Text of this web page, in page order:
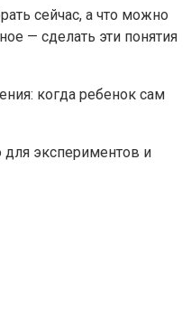
сейчас, а что можно
— сделать эти понятия
когда ребенок сам
для экспериментов и